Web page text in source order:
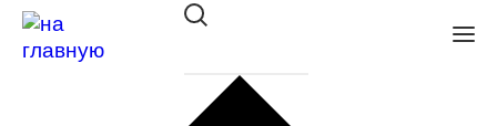
Оправа BANISS BRJ 2148 C01